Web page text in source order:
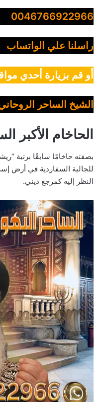
0046766922966
راسلنا علي الواتساب
أو قم بزيارة أحدي
الشيخ الساحر
الحاخام الأكبر
بصفته حاخامًا سابقًا برتبة
للجالية السفاردية في أرض
النظر إليه كمرجع ديني.